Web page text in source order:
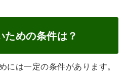
めの条件は？
には一定の条件があります。